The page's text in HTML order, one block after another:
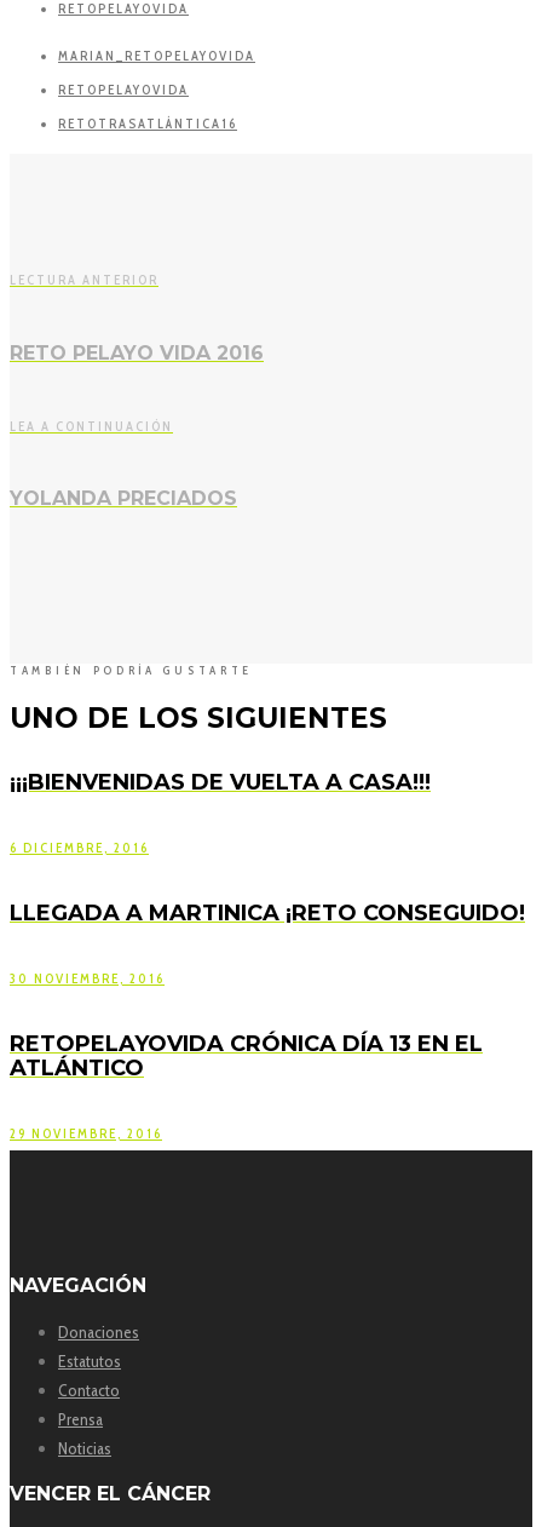
RETOPELAYOVIDA
MARIAN_RETOPELAYOVIDA
RETOPELAYOVIDA
RETOTRASATLÁNTICA16
LECTURA ANTERIOR
RETO PELAYO VIDA 2016
LEA A CONTINUACIÓN
YOLANDA PRECIADOS
TAMBIÉN PODRÍA GUSTARTE
UNO DE LOS SIGUIENTES
¡¡¡BIENVENIDAS DE VUELTA A CASA!!!
6 DICIEMBRE, 2016
LLEGADA A MARTINICA ¡RETO CONSEGUIDO!
30 NOVIEMBRE, 2016
RETOPELAYOVIDA CRÓNICA DÍA 13 EN EL
ATLÁNTICO
29 NOVIEMBRE, 2016
NAVEGACIÓN
Donaciones
Estatutos
Contacto
Prensa
Noticias
VENCER EL CÁNCER